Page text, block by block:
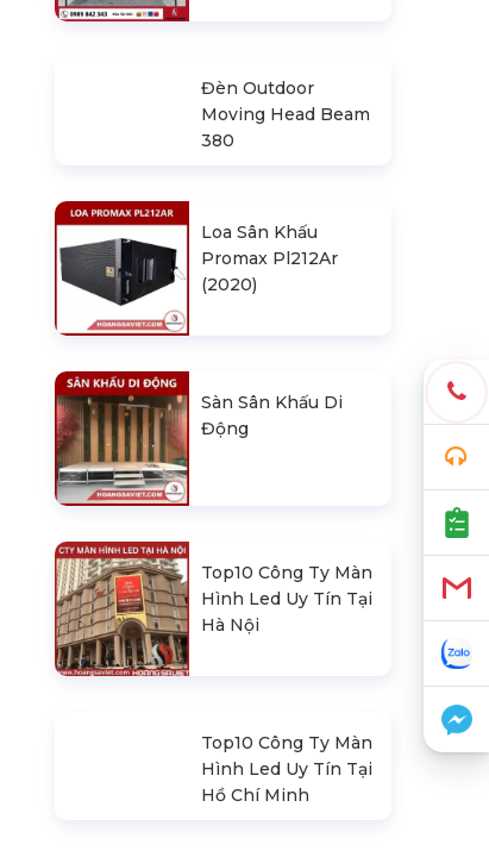
Đèn Outdoor
Moving Head Beam
380
Loa Sân Khấu
Promax Pl212Ar
Sàn Sân Khấu Di
Top10 Công Ty Màn
Hình Led Uy Tín Tại
Top10 Công Ty Màn
Hình Led Uy Tín Tại